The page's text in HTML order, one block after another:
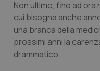
Non ultimo, fino ad
cui bisogna anche
una branca della
prossimi anni la
drammatico.